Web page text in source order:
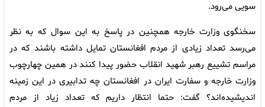
سویی می‌رود.
سخنگوی وزارت خارجه همچنین در پاسخ به این سوال که به نظر
می‌رسد تعداد زیادی از مردم افغانستان تمایل داشته باشند که در
مراسم تشییع رهبر شهید انقلاب حضور پیدا کنند در همین چهارچوب
وزارت خارجه و سفارت ایران در افغانستان چه تدابیری در این زمینه
اندیشیده‌اند؟ گفت: حتما انتظار داریم که تعداد زیاد از مردم